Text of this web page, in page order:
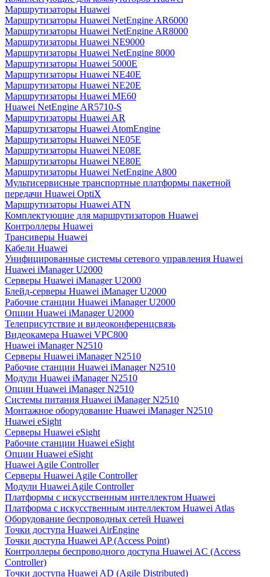
Маршрутизаторы Huawei
Маршрутизаторы Huawei NetEngine AR6000
Маршрутизаторы Huawei NetEngine AR8000
Маршрутизаторы Huawei NE9000
Маршрутизаторы Huawei NetEngine 8000
Маршрутизаторы Huawei 5000E
Маршрутизаторы Huawei NE40E
Маршрутизаторы Huawei NE20E
Маршрутизаторы Huawei ME60
Huawei NetEngine AR5710-S
Маршрутизаторы Huawei AR
Маршрутизаторы Huawei AtomEngine
Маршрутизаторы Huawei NE05E
Маршрутизаторы Huawei NE08E
Маршрутизаторы Huawei NE80E
Маршрутизаторы Huawei NetEngine A800
Мультисервисные транспортные платформы пакетной
передачи Huawei OptiX
Маршрутизаторы Huawei ATN
Комплектующие для маршрутизаторов Huawei
Контроллеры Huawei
Трансиверы Huawei
Кабели Huawei
Унифицированные системы сетевого управления Huawei
Huawei iManager U2000
Серверы Huawei iManager U2000
Блейд-серверы Huawei iManager U2000
Рабочие станции Huawei iManager U2000
Опции Huawei iManager U2000
Телеприсутствие и видеоконференцсвязь
Видеокамера Huawei VPC800
Huawei iManager N2510
Серверы Huawei iManager N2510
Рабочие станции Huawei iManager N2510
Модули Huawei iManager N2510
Опции Huawei iManager N2510
Системы питания Huawei iManager N2510
Монтажное оборудование Huawei iManager N2510
Huawei eSight
Серверы Huawei eSight
Рабочие станции Huawei eSight
Опции Huawei eSight
Huawei Agile Controller
Серверы Huawei Agile Controller
Модули Huawei Agile Controller
Платформы с искусственным интеллектом Huawei
Платформа с искусственным интеллектом Huawei Atlas
Оборудование беспроводных сетей Huawei
Точки доступа Huawei AirEngine
Точки доступа Huawei AP (Access Point)
Контроллеры беспроводного доступа Huawei AC (Access
Controller)
Точки доступа Huawei AD (Agile Distributed)